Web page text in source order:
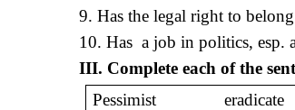
9. Has the legal right to
10. Has a job in politics, esp.
III. Complete each of the
Pessimist